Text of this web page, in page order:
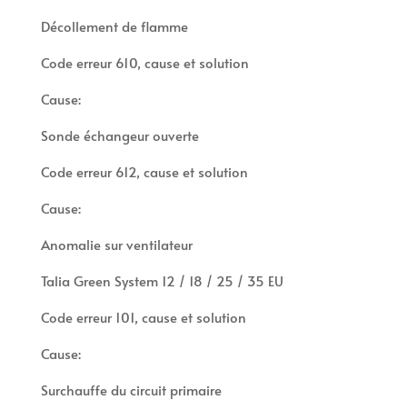
Décollement de flamme
Code erreur 610, cause et solution
Cause:
Sonde échangeur ouverte
Code erreur 612, cause et solution
Cause:
Anomalie sur ventilateur
Talia Green System 12 / 18 / 25 / 35 EU
Code erreur 101, cause et solution
Cause:
Surchauffe du circuit primaire